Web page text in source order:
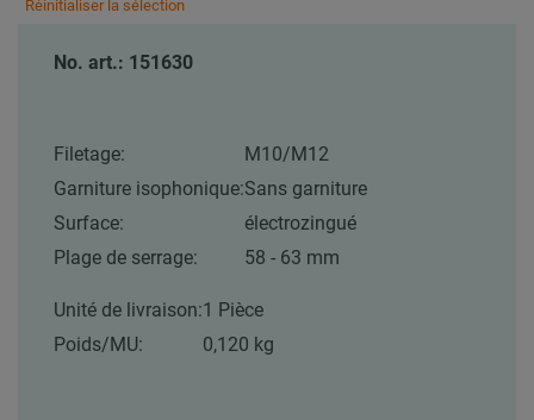
Réinitialiser la sélection
No. art.: 151630
Filetage:
M10/M12
Garniture isophonique:Sans garniture
Surface:
électrozingué
Plage de serrage:
58 - 63 mm
Unité de livraison:1 Pièce
Poids/MU:
0,120 kg